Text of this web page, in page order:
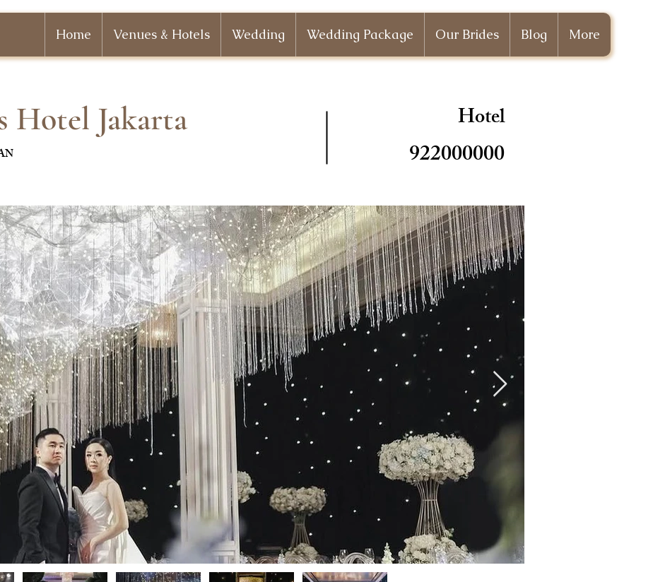
Home Venues & Hotels Wedding Wedding Package Our Brides Blog More
Hotel Jakarta Hotel
922000000